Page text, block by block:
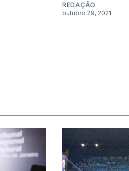
REDAÇÃO
outubro 29, 2021